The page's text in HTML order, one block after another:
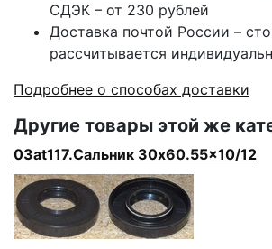
СДЭК – от 230 рублей
Доставка почтой России –
рассчитывается
Подробнее о способах доставки
Другие товары этой же
03at117.Сальник 30x60.55x10/12